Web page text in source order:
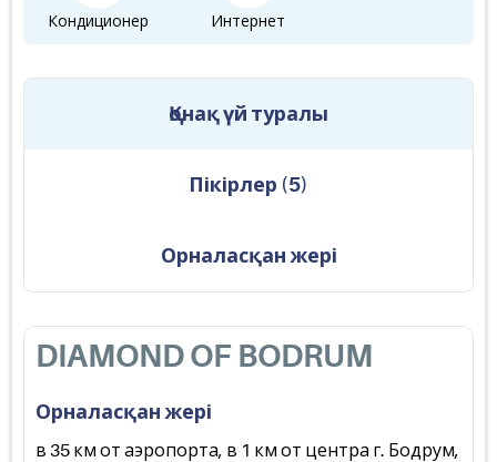
Кондиционер Интернет
Қонақ үй туралы
Пікірлер (5)
Орналасқан жері
DIAMOND OF BODRUM
Орналасқан жері
в 35 км от аэропорта, в 1 км от центра г. Бодрум,